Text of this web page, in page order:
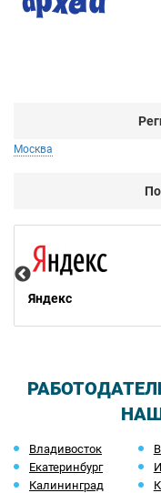
Москва
Яндекс
Владивосток
Екатеринбург
Калининград